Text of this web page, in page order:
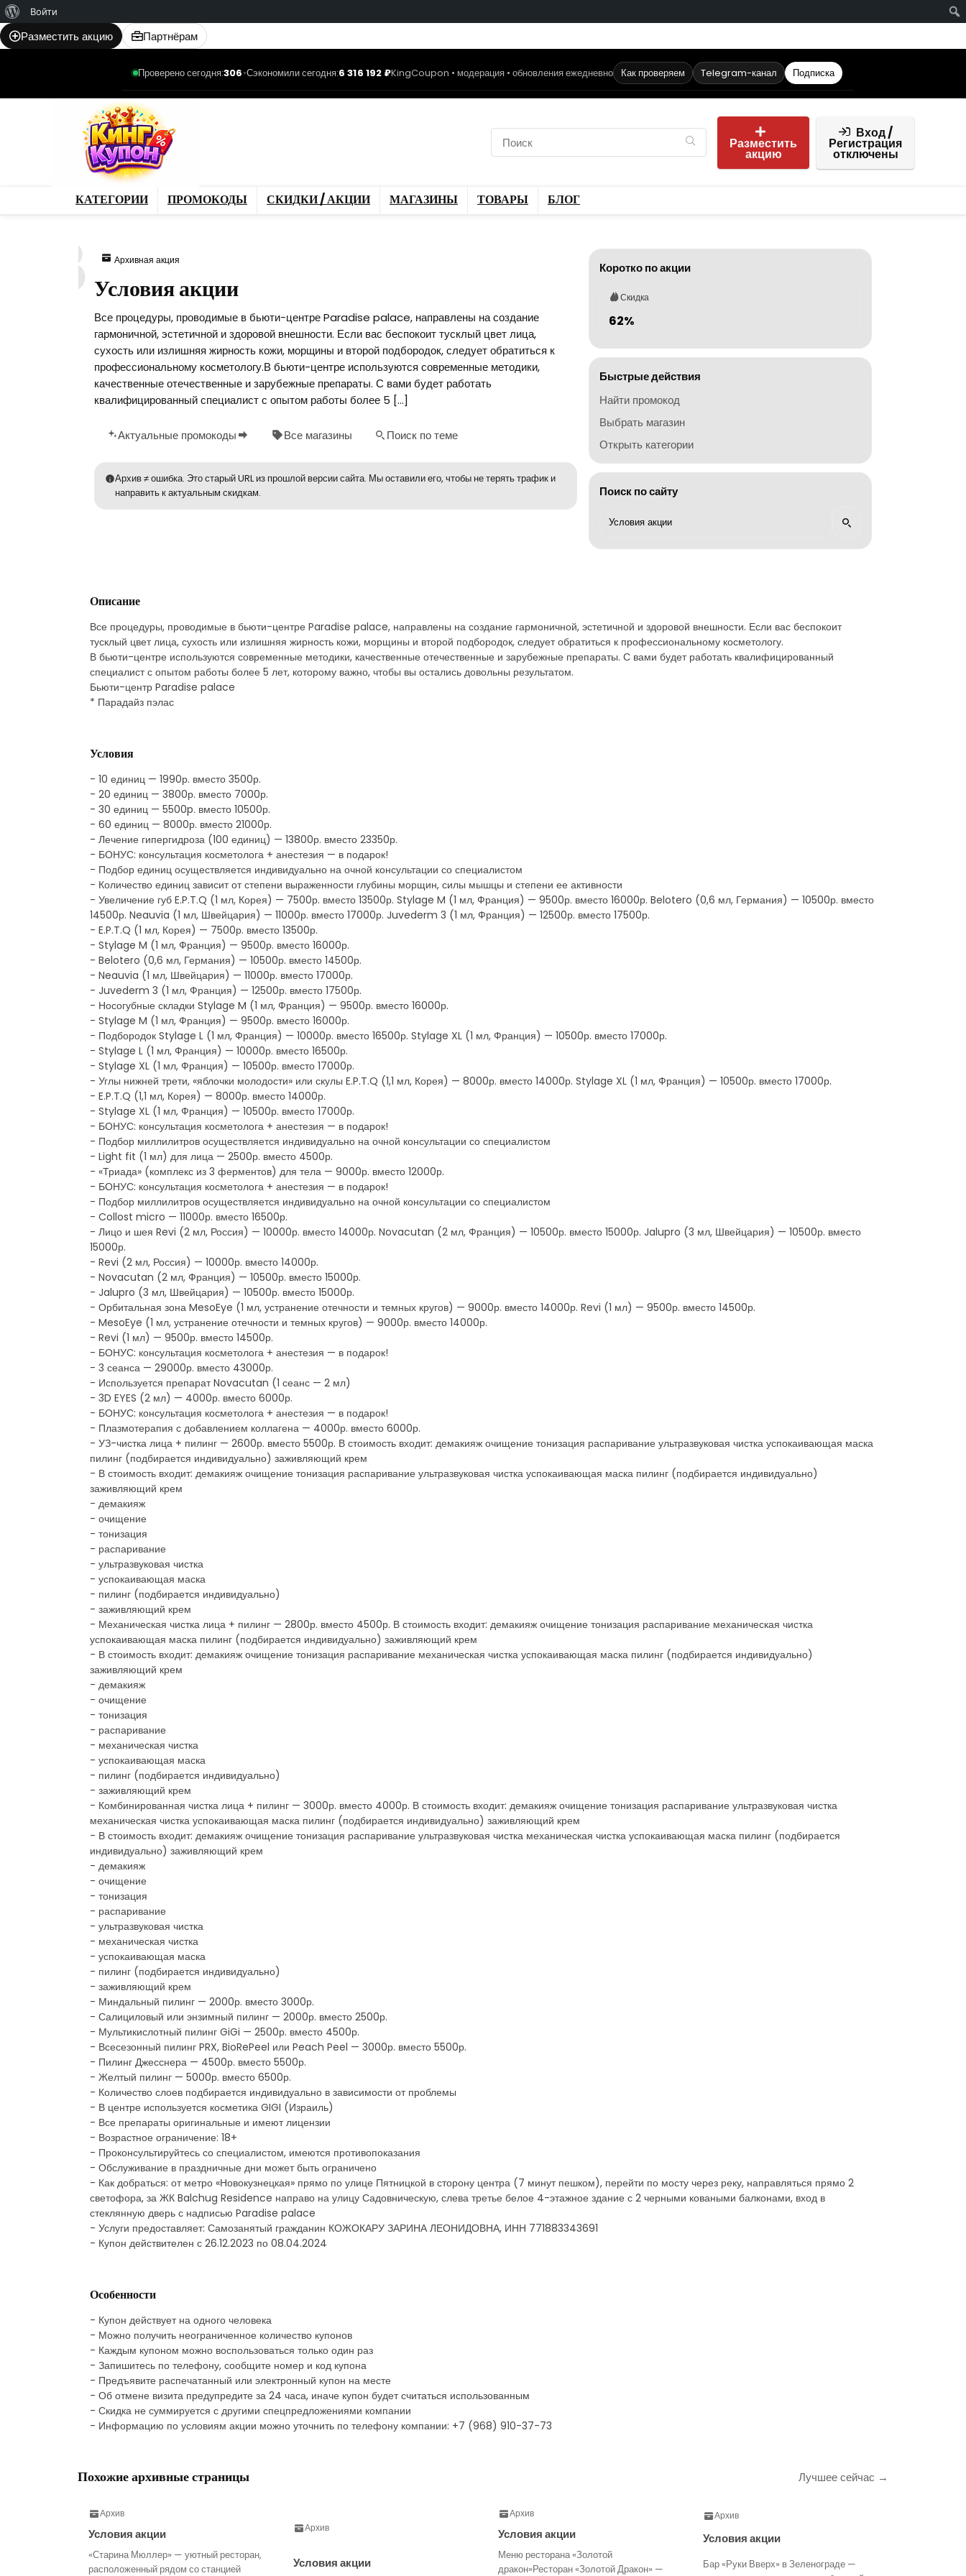
WordPress
Войти
Разместить акцию Партнёрам
Проверено сегодня:306•Сэкономили сегодня:6 316 192 ₽KingCoupon • модерация • обновления ежедневно Как проверяем Telegram-канал Подписка
Разместить
акцию
Вход /
Регистрация
отключены
КАТЕГОРИИ ПРОМОКОДЫ СКИДКИ / АКЦИИ МАГАЗИНЫ ТОВАРЫ БЛОГ
Архивная акция
Условия акции
Все процедуры, проводимые в бьюти-центре Paradise palace, направлены на создание
гармоничной, эстетичной и здоровой внешности. Если вас беспокоит тусклый цвет лица,
сухость или излишняя жирность кожи, морщины и второй подбородок, следует обратиться к
профессиональному косметологу.В бьюти-центре используются современные методики,
качественные отечественные и зарубежные препараты. С вами будет работать
квалифицированный специалист с опытом работы более 5 […]
Актуальные промокоды Все магазины Поиск по теме
Архив ≠ ошибка. Это старый URL из прошлой версии сайта. Мы оставили его, чтобы не терять трафик и
направить к актуальным скидкам.
Коротко по акции
Скидка
62%
Быстрые действия
Найти промокод
Выбрать магазин
Открыть категории
Поиск по сайту
Описание
Все процедуры, проводимые в бьюти-центре Paradise palace, направлены на создание гармоничной, эстетичной и здоровой внешности. Если вас беспокоит
тусклый цвет лица, сухость или излишняя жирность кожи, морщины и второй подбородок, следует обратиться к профессиональному косметологу.
В бьюти-центре используются современные методики, качественные отечественные и зарубежные препараты. С вами будет работать квалифицированный
специалист с опытом работы более 5 лет, которому важно, чтобы вы остались довольны результатом.
Бьюти-центр Paradise palace
* Парадайз пэлас
Условия
- 10 единиц — 1990р. вместо 3500р.
- 20 единиц — 3800р. вместо 7000р.
- 30 единиц — 5500p. вместо 10500р.
- 60 единиц — 8000р. вместо 21000р.
- Лечение гипергидроза (100 единиц) — 13800р. вместо 23350р.
- БОНУС: консультация косметолога + анестезия — в подарок!
- Подбор единиц осуществляется индивидуально на очной консультации со специалистом
- Количество единиц зависит от степени выраженности глубины морщин, силы мышцы и степени ее активности
- Увеличение губ E.P.T.Q (1 мл, Корея) — 7500р. вместо 13500р. Stylage M (1 мл, Франция) — 9500р. вместо 16000р. Belotero (0,6 мл, Германия) — 10500р. вместо
14500р. Neauvia (1 мл, Швейцария) — 11000р. вместо 17000р. Juvederm 3 (1 мл, Франция) — 12500р. вместо 17500р.
- E.P.T.Q (1 мл, Корея) — 7500р. вместо 13500р.
- Stylage M (1 мл, Франция) — 9500р. вместо 16000р.
- Belotero (0,6 мл, Германия) — 10500р. вместо 14500р.
- Neauvia (1 мл, Швейцария) — 11000р. вместо 17000р.
- Juvederm 3 (1 мл, Франция) — 12500р. вместо 17500р.
- Носогубные складки Stylage M (1 мл, Франция) — 9500р. вместо 16000р.
- Stylage M (1 мл, Франция) — 9500р. вместо 16000р.
- Подбородок Stylage L (1 мл, Франция) — 10000р. вместо 16500р. Stylage XL (1 мл, Франция) — 10500р. вместо 17000р.
- Stylage L (1 мл, Франция) — 10000р. вместо 16500р.
- Stylage XL (1 мл, Франция) — 10500р. вместо 17000р.
- Углы нижней трети, «яблочки молодости» или скулы E.P.T.Q (1,1 мл, Корея) — 8000р. вместо 14000р. Stylage XL (1 мл, Франция) — 10500р. вместо 17000р.
- E.P.T.Q (1,1 мл, Корея) — 8000р. вместо 14000р.
- Stylage XL (1 мл, Франция) — 10500р. вместо 17000р.
- БОНУС: консультация косметолога + анестезия — в подарок!
- Подбор миллилитров осуществляется индивидуально на очной консультации со специалистом
- Light fit (1 мл) для лица — 2500р. вместо 4500р.
- «Триада» (комплекс из 3 ферментов) для тела — 9000р. вместо 12000р.
- БОНУС: консультация косметолога + анестезия — в подарок!
- Подбор миллилитров осуществляется индивидуально на очной консультации со специалистом
- Collost micro — 11000р. вместо 16500р.
- Лицо и шея Revi (2 мл, Россия) — 10000р. вместо 14000р. Novacutan (2 мл, Франция) — 10500р. вместо 15000р. Jalupro (3 мл, Швейцария) — 10500р. вместо
15000р.
- Revi (2 мл, Россия) — 10000р. вместо 14000р.
- Novacutan (2 мл, Франция) — 10500р. вместо 15000р.
- Jalupro (3 мл, Швейцария) — 10500р. вместо 15000р.
- Орбитальная зона MesoEye (1 мл, устранение отечности и темных кругов) — 9000р. вместо 14000р. Revi (1 мл) — 9500р. вместо 14500р.
- MesoEye (1 мл, устранение отечности и темных кругов) — 9000р. вместо 14000р.
- Revi (1 мл) — 9500р. вместо 14500р.
- БОНУС: консультация косметолога + анестезия — в подарок!
- 3 сеанса — 29000р. вместо 43000р.
- Используется препарат Novacutan (1 сеанс — 2 мл)
- 3D EYES (2 мл) — 4000р. вместо 6000р.
- БОНУС: консультация косметолога + анестезия — в подарок!
- Плазмотерапия с добавлением коллагена — 4000р. вместо 6000р.
- УЗ-чистка лица + пилинг — 2600р. вместо 5500р. В стоимость входит: демакияж очищение тонизация распаривание ультразвуковая чистка успокаивающая маска
пилинг (подбирается индивидуально) заживляющий крем
- В стоимость входит: демакияж очищение тонизация распаривание ультразвуковая чистка успокаивающая маска пилинг (подбирается индивидуально)
заживляющий крем
- демакияж
- очищение
- тонизация
- распаривание
- ультразвуковая чистка
- успокаивающая маска
- пилинг (подбирается индивидуально)
- заживляющий крем
- Механическая чистка лица + пилинг — 2800р. вместо 4500р. В стоимость входит: демакияж очищение тонизация распаривание механическая чистка
успокаивающая маска пилинг (подбирается индивидуально) заживляющий крем
- В стоимость входит: демакияж очищение тонизация распаривание механическая чистка успокаивающая маска пилинг (подбирается индивидуально)
заживляющий крем
- демакияж
- очищение
- тонизация
- распаривание
- механическая чистка
- успокаивающая маска
- пилинг (подбирается индивидуально)
- заживляющий крем
- Комбинированная чистка лица + пилинг — 3000р. вместо 4000р. В стоимость входит: демакияж очищение тонизация распаривание ультразвуковая чистка
механическая чистка успокаивающая маска пилинг (подбирается индивидуально) заживляющий крем
- В стоимость входит: демакияж очищение тонизация распаривание ультразвуковая чистка механическая чистка успокаивающая маска пилинг (подбирается
индивидуально) заживляющий крем
- демакияж
- очищение
- тонизация
- распаривание
- ультразвуковая чистка
- механическая чистка
- успокаивающая маска
- пилинг (подбирается индивидуально)
- заживляющий крем
- Миндальный пилинг — 2000р. вместо 3000р.
- Салициловый или энзимный пилинг — 2000р. вместо 2500р.
- Мультикислотный пилинг GiGi — 2500р. вместо 4500р.
- Всесезонный пилинг PRX, BioRePeel или Peach Peel — 3000р. вместо 5500р.
- Пилинг Джесснера — 4500р. вместо 5500р.
- Желтый пилинг — 5000р. вместо 6500р.
- Количество слоев подбирается индивидуально в зависимости от проблемы
- В центре используется косметика GIGI (Израиль)
- Все препараты оригинальные и имеют лицензии
- Возрастное ограничение: 18+
- Проконсультируйтесь со специалистом, имеются противопоказания
- Обслуживание в праздничные дни может быть ограничено
- Как добраться: от метро «Новокузнецкая» прямо по улице Пятницкой в сторону центра (7 минут пешком), перейти по мосту через реку, направляться прямо 2
светофора, за ЖК Balchug Residence направо на улицу Садовническую, слева третье белое 4-этажное здание с 2 черными коваными балконами, вход в
стеклянную дверь с надписью Paradise palace
- Услуги предоставляет: Самозанятый гражданин КОЖОКАРУ ЗАРИНА ЛЕОНИДОВНА, ИНН 771883343691
- Купон действителен с 26.12.2023 по 08.04.2024
Особенности
- Купон действует на одного человека
- Можно получить неограниченное количество купонов
- Каждым купоном можно воспользоваться только один раз
- Запишитесь по телефону, сообщите номер и код купона
- Предъявите распечатанный или электронный купон на месте
- Об отмене визита предупредите за 24 часа, иначе купон будет считаться использованным
- Скидка не суммируется с другими спецпредложениями компании
- Информацию по условиям акции можно уточнить по телефону компании: +7 (968) 910-37-73
Похожие архивные страницы Лучшее сейчас →
Архив
Условия акции
«Старина Мюллер» — уютный ресторан,
расположенный рядом со станцией
Архив
Условия акции
Архив
Условия акции
Меню ресторана «Золотой
дракон»Ресторан «Золотой Дракон» —
Архив
Условия акции
Бар «Руки Вверх» в Зеленограде —